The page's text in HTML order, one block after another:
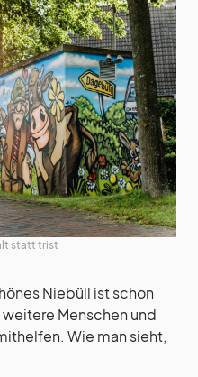
statt trist
Niebüll ist schon
Menschen und
Wie man sieht,